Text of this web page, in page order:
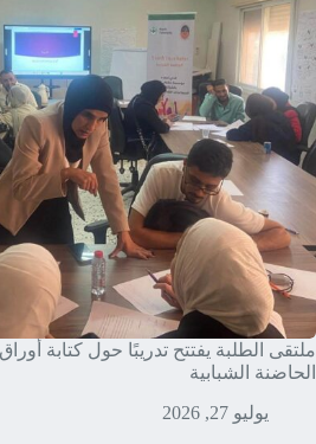
ملتقى الطلبة يفتتح تدريبًا حول كتابة
الحاضنة الشبابية
يوليو 27, 2026